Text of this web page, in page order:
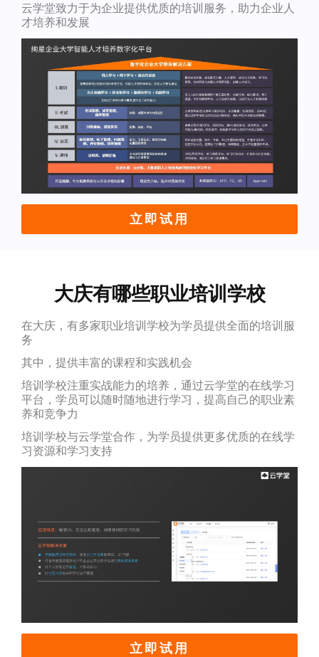
云学堂致力于为企业提供优质的培训服务，助力企业人
才培养和发展
立即试用
大庆有哪些职业培训学校
在大庆，有多家职业培训学校为学员提供全面的培训服
务
其中，提供丰富的课程和实践机会
培训学校注重实战能力的培养，通过云学堂的在线学习
平台，学员可以随时随地进行学习，提高自己的职业素
养和竞争力
培训学校与云学堂合作，为学员提供更多优质的在线学
习资源和学习支持
立即试用